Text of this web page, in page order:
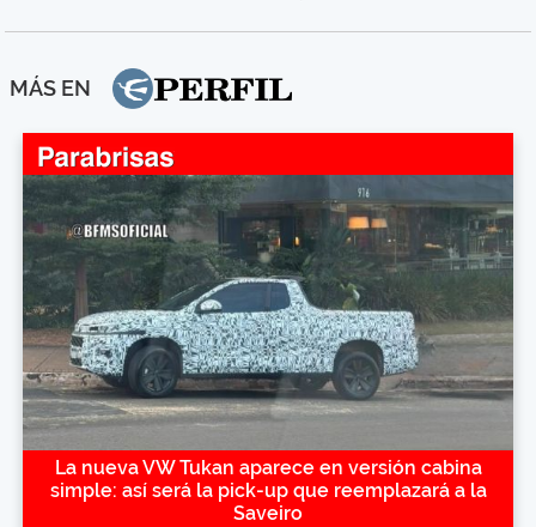
MÁS EN
La nueva VW Tukan aparece en versión cabina
simple: así será la pick-up que reemplazará a la
Saveiro